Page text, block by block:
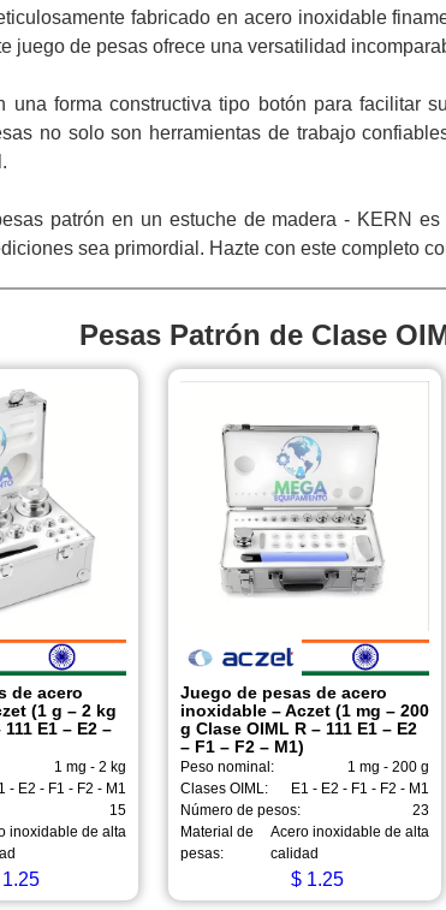
fabricado en acero inoxidable
juego de pesas ofrece una versatilidad
forma constructiva tipo botón para facilitar
no solo son herramientas de trabajo
patrón en un estuche de madera - KERN
sea primordial. Hazte con este completo
Pesas Patrón de Clase
de acero
(1 g – 2 kg
E1 – E2 –
1 mg - 2 kg
- E2 - F1 - F2 - M1
15
inoxidable de alta
Juego de pesas de acero
inoxidable – Aczet (1 mg – 200
g Clase OIML R – 111 E1 – E2
– F1 – F2 – M1)
Peso nominal:
1 mg - 200 g
Clases OIML:
E1 - E2 - F1 - F2 - M1
Número de pesos:
23
Material de
pesas:
Acero inoxidable de alta
calidad
$1.25